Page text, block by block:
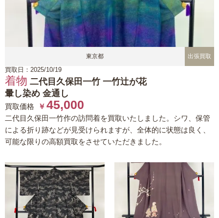
東京都 出張買取
買取日：2025/10/19
着物 二代目久保田一竹 一竹辻が花
暈し染め 金通し
買取価格 ￥ 45,000
二代目久保田一竹作の訪問着を買取いたしました。シワ、保管
による折り跡などが見受けられますが、全体的に状態は良く、
可能な限りの高額買取をさせていただきました。